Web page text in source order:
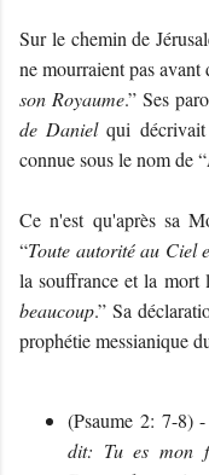
Sur le chemin de
ne mourraient pas
son Royaume.” Ses
de Danielqui décrivait
connue sous le nom de “
Ce n'est qu'après sa
“Toute autorité au Ciel
la souffrance et la mort
beaucoup.” Sa
prophétie messianique
(Psaume 2: 7-8)
dit: Tu es mon